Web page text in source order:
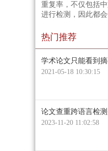
重复率，不仅包括
进行检测，因此都
热门推荐
学术论文只能看到
2021-05-18 10:30:15
论文查重跨语言检
2023-11-20 11:02:58